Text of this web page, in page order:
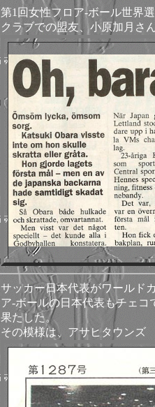
第1回女性フロア-ボール世界
クラブでの盟友、小原加月さ
サッカー日本代表がワールド
ア-ボールの日本代表もチェコ
果たした。
その模様は、アサヒタウンズ